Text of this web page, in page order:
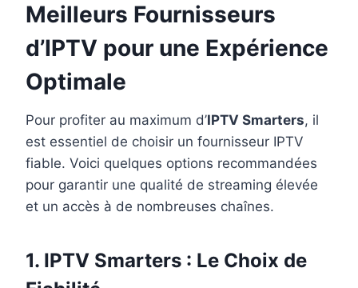
Meilleurs Fournisseurs
d’IPTV pour une Expérience
Optimale
Pour profiter au maximum d’IPTV Smarters, il
est essentiel de choisir un fournisseur IPTV
fiable. Voici quelques options recommandées
pour garantir une qualité de streaming élevée
et un accès à de nombreuses chaînes.
1. IPTV Smarters : Le Choix de